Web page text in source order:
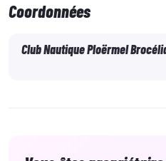
Coordonnées
Club Nautique Ploërmel